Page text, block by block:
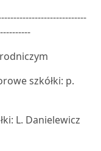
szkółki: p.
L. Danielewicz